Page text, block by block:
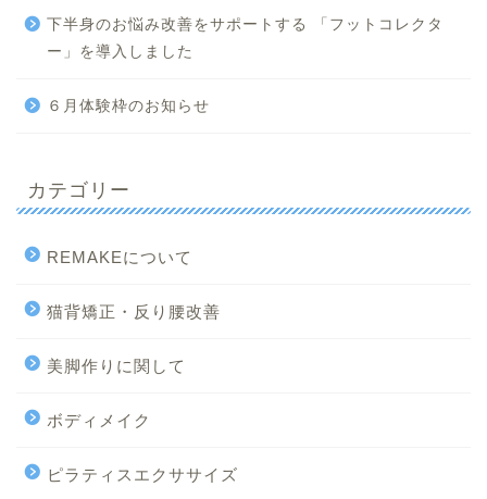
下半身のお悩み改善をサポートする 「フットコレクタ
ー」を導入しました
６月体験枠のお知らせ
カテゴリー
REMAKEについて
猫背矯正・反り腰改善
美脚作りに関して
ボディメイク
ピラティスエクササイズ